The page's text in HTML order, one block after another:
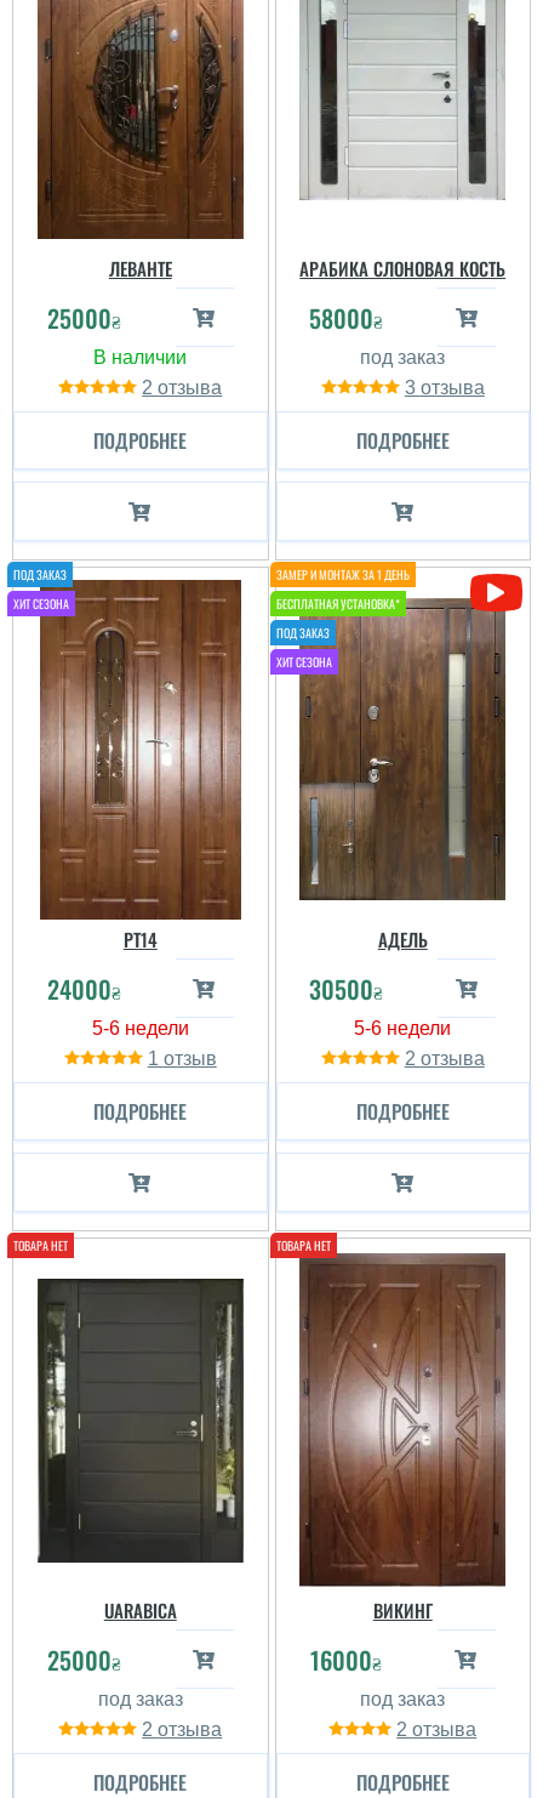
ЛЕВАНТЕ
25000₴
2
ПОДРОБНЕЕ
АРАБИКА СЛОНОВАЯ КОСТЬ
58000₴
3
ПОДРОБНЕЕ
PT14
24000₴
1
ПОДРОБНЕЕ
АДЕЛЬ
30500₴
2
ПОДРОБНЕЕ
UARABICA
25000₴
2
ПОДРОБНЕЕ
ВИКИНГ
16000₴
2
ПОДРОБНЕЕ